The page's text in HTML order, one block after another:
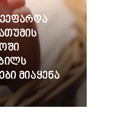
მიაყენა